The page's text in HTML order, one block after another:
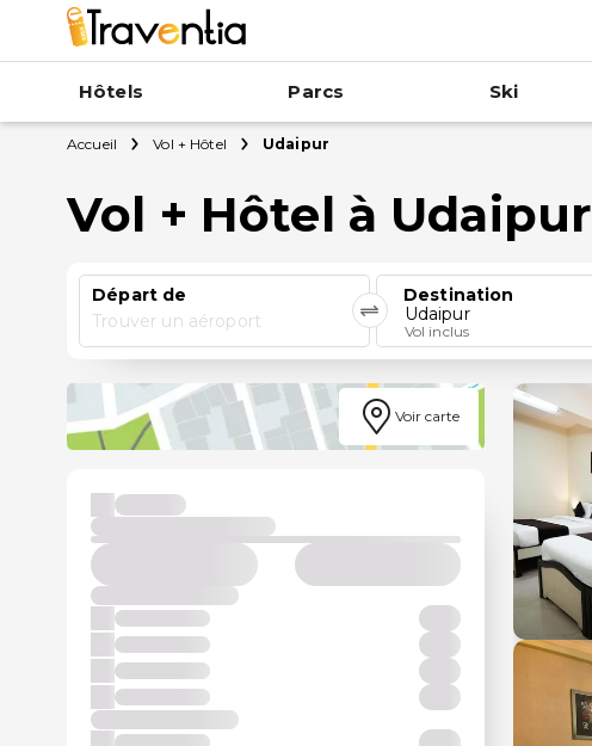
Hôtels Parcs Ski
Accueil Vol + Hôtel Udaipur
Vol + Hôtel à Udaipur
Départ de
Trouver un aéroport
Destination
Udaipur
Vol inclus
Voir carte